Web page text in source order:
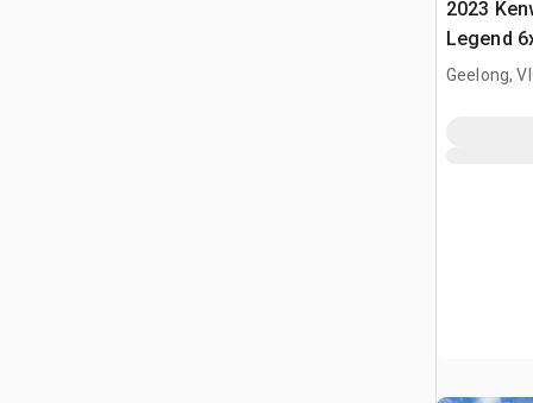
2023
Legend
cuccetta
Geelong,